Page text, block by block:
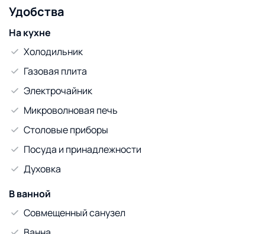
Удобства
На кухне
Холодильник
Газовая плита
Электрочайник
Микроволновая печь
Столовые приборы
Посуда и принадлежности
Духовка
В ванной
Совмещенный санузел